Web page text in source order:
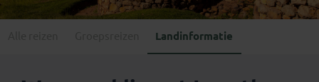
Landinformatie